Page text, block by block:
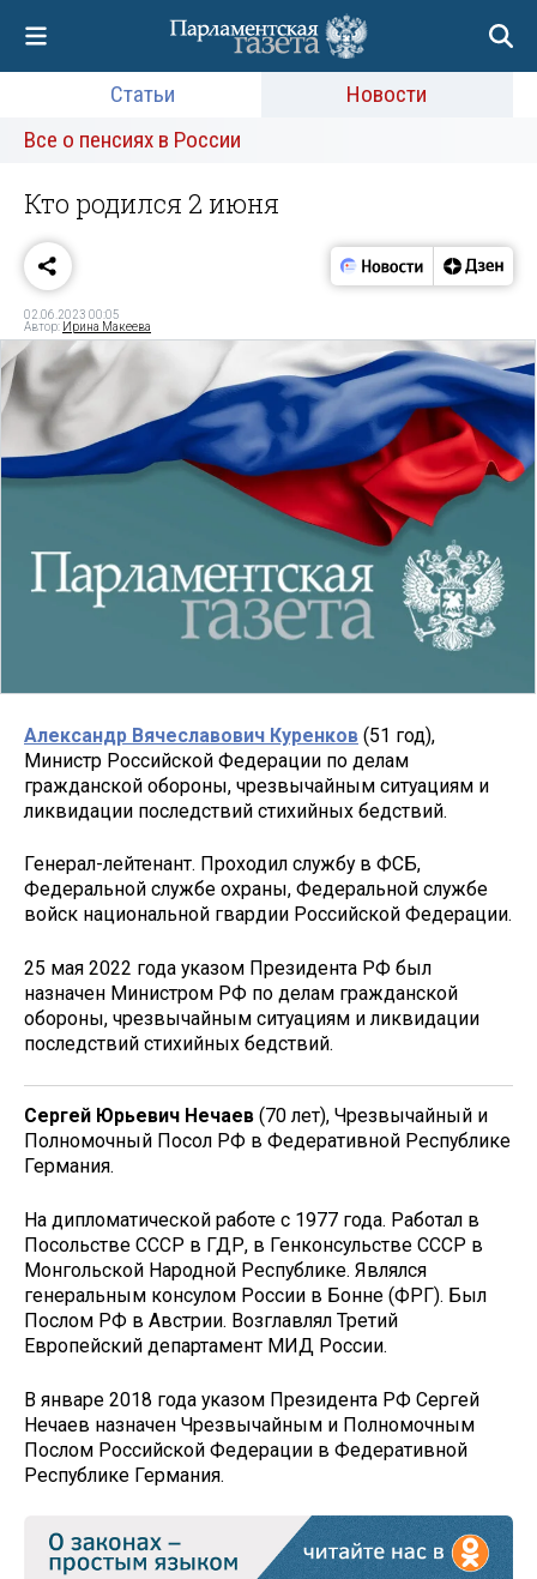
Статьи
Новости
Все о пенсиях в России
Кто родился 2 июня
02.06.2023 00:05
Автор: Ирина Макеева
Александр Вячеславович Куренков (51 год),
Министр Российской Федерации по делам
гражданской обороны, чрезвычайным ситуациям и
ликвидации последствий стихийных бедствий.
Генерал-лейтенант. Проходил службу в ФСБ,
Федеральной службе охраны, Федеральной службе
войск национальной гвардии Российской Федерации.
25 мая 2022 года указом Президента РФ был
назначен Министром РФ по делам гражданской
обороны, чрезвычайным ситуациям и ликвидации
последствий стихийных бедствий.
Сергей Юрьевич Нечаев (70 лет), Чрезвычайный и
Полномочный Посол РФ в Федеративной Республике
Германия.
На дипломатической работе с 1977 года. Работал в
Посольстве СССР в ГДР, в Генконсульстве СССР в
Монгольской Народной Республике. Являлся
генеральным консулом России в Бонне (ФРГ). Был
Послом РФ в Австрии. Возглавлял Третий
Европейский департамент МИД России.
В январе 2018 года указом Президента РФ Сергей
Нечаев назначен Чрезвычайным и Полномочным
Послом Российской Федерации в Федеративной
Республике Германия.